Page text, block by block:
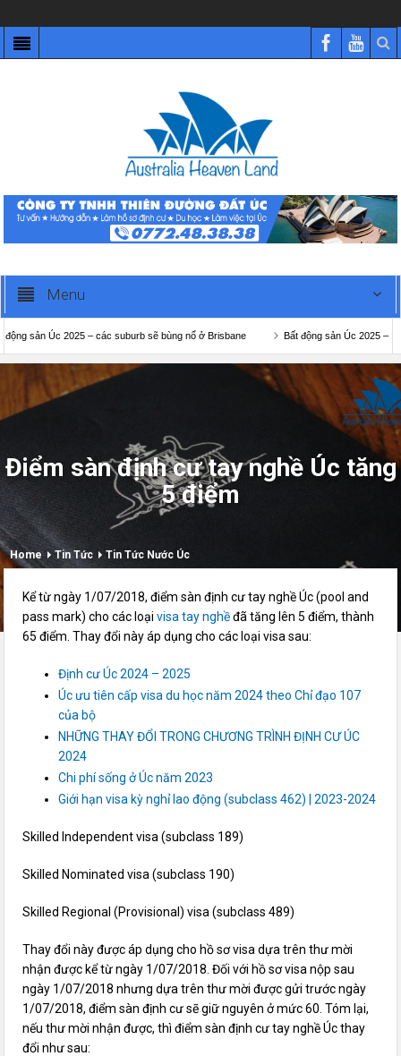
Menu
sản Úc 2025 – các suburb sẽ bùng nổ ở Brisbane Bất động sản Úc 2025 – các
Điểm sàn định cư tay nghề Úc tăng
5 điểm
Home Tin Tức Tin Tức Nước Úc
Kể từ ngày 1/07/2018, điểm sàn định cư tay nghề Úc (pool and
pass mark) cho các loại visa tay nghềđã tăng lên 5 điểm, thành
65 điểm. Thay đổi này áp dụng cho các loại visa sau:
Định cư Úc 2024 – 2025
Úc ưu tiên cấp visa du học năm 2024 theo Chỉ đạo 107
của bộ
NHỮNG THAY ĐỔI TRONG CHƯƠNG TRÌNH ĐỊNH CƯ ÚC
2024
Chi phí sống ở Úc năm 2023
Giới hạn visa kỳ nghỉ lao động (subclass 462) | 2023-2024
Skilled Independent visa (subclass 189)
Skilled Nominated visa (subclass 190)
Skilled Regional (Provisional) visa (subclass 489)
Thay đổi này được áp dụng cho hồ sơ visa dựa trên thư mời
nhận được kể từ ngày 1/07/2018. Đối với hồ sơ visa nộp sau
ngày 1/07/2018 nhưng dựa trên thư mời được gửi trước ngày
1/07/2018, điểm sàn định cư sẽ giữ nguyên ở mức 60. Tóm lại,
nếu thư mời nhận được, thì điểm sàn định cư tay nghề Úc thay
đổi như sau: